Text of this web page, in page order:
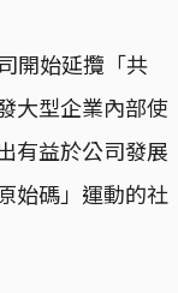
開始延攬「共
大型企業內部使
有益於公司發展
始碼」運動的社